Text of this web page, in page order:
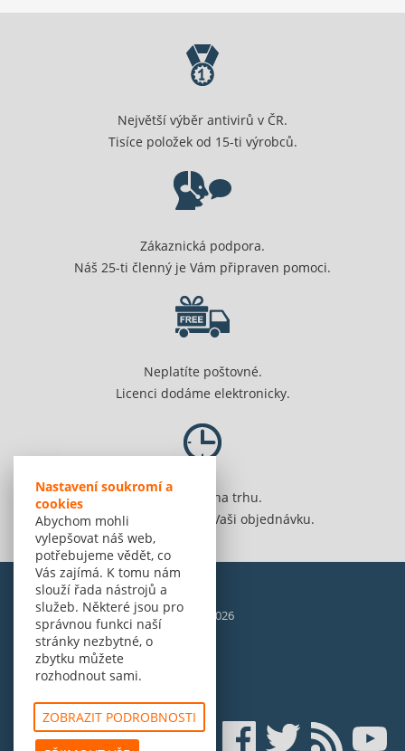
Nastavení soukromí a
cookies
Abychom mohli
vylepšovat náš web,
potřebujeme vědět, co
Vás zajímá. K tomu nám
slouží řada nástrojů a
služeb. Některé jsou pro
správnou funkci naší
stránky nezbytné, o
zbytku můžete
rozhodnout sami.
ZOBRAZIT PODROBNOSTI
Největší výběr antivirů v ČR.
Tisíce položek od 15-ti výrobců.
Zákaznická podpora.
Náš 25-ti členný je Vám připraven pomoci.
Neplatíte poštovné.
Licenci dodáme elektronicky.
Jsme 20 let na trhu.
Spolehlivě vyřídíme Vaši objednávku.
© Amenit Software Solutions, 1998 - 2026
Powered bynopCommerce